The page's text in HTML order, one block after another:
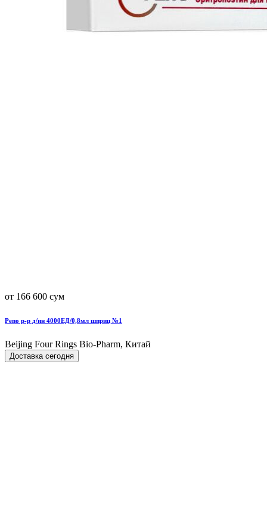
от 166 600 сум
Репо р-р д/ин 4000ЕД/0,8мл шприц №1
Beijing Four Rings Bio-Pharm, Китай
Доставка сегодня